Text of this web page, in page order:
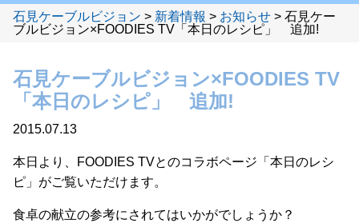
石見ケーブルビジョン > 新着情報 > お知らせ > 石見ケー
ブルビジョン×FOODIES TV「本日のレシピ」 追加!
石見ケーブルビジョン×FOODIES TV
「本日のレシピ」 追加!
2015.07.13
本日より、FOODIES TVとのコラボページ「本日のレシ
ピ」がご覧いただけます。
食卓の献立の参考にされてはいかがでしょうか？